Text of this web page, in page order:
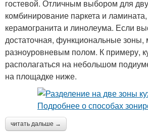
гостевой. Отличным выбором для
комбинирование паркета и
керамогранита и линолеума. Если
достаточная, функциональные
разноуровневым полом. К примеру,
располагаться на небольшом
на площадке ниже.
читать дальше →